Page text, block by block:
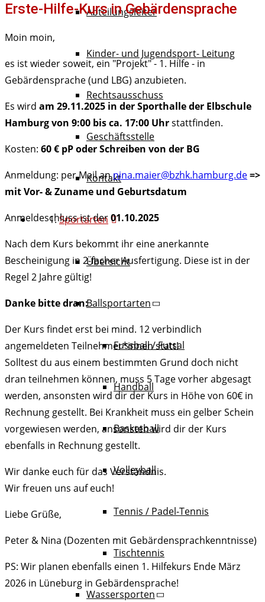
Abteilungsleiter
Kinder- und Jugendsport- Leitung
Rechtsausschuss
Geschäftsstelle
Kontakt
Sportarten
Übersicht
Ballsportarten
Fussball / Futsal
Handball
Basketball
Volleyball
Tennis / Padel-Tennis
Tischtennis
Wassersporten
Erste-Hilfe-Kurs in Gebärdensprache
Moin moin,
es ist wieder soweit, ein "Projekt" - 1. Hilfe - in
Gebärdensprache (und LBG) anzubieten.
Es wird am 29.11.2025 in der Sporthalle der Elbschule
Hamburg von 9:00 bis ca. 17:00 Uhrstattfinden.
Kosten: 60 € pP oder Schreiben von der BG
Anmeldung: per Mail annina.maier@bzhk.hamburg.de=>
mit Vor- & Zuname und Geburtsdatum
Anmeldeschluss ist der01.10.2025
Nach dem Kurs bekommt ihr eine anerkannte
Bescheinigung in 2-facher Ausfertigung. Diese ist in der
Regel 2 Jahre gültig!
Danke bitte dran:
Der Kurs findet erst bei mind. 12 verbindlich
angemeldeten Teilnehmer*innen statt!
Solltest du aus einem bestimmten Grund doch nicht
dran teilnehmen können, muss 5 Tage vorher abgesagt
werden, ansonsten wird dir der Kurs in Höhe von 60€ in
Rechnung gestellt. Bei Krankheit muss ein gelber Schein
vorgewiesen werden, ansonsten wird dir der Kurs
ebenfalls in Rechnung gestellt.
Wir danke euch für das Verständnis.
Wir freuen uns auf euch!
Liebe Grüße,
Peter & Nina (Dozenten mit Gebärdensprachkenntnisse)
PS: Wir planen ebenfalls einen 1. Hilfekurs Ende März
2026 in Lüneburg in Gebärdensprache!